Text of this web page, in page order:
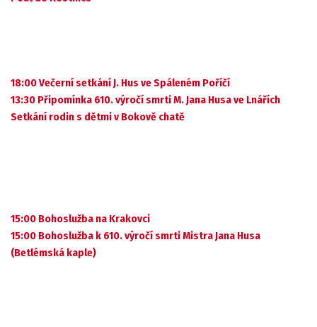
18:00 Večerní setkání J. Hus ve Spáleném Poříčí
13:30 Připomínka 610. výročí smrti M. Jana Husa ve Lnářích
Setkání rodin s dětmi v Bokově chatě
15:00 Bohoslužba na Krakovci
15:00 Bohoslužba k 610. výročí smrti Mistra Jana Husa
(Betlémská kaple)